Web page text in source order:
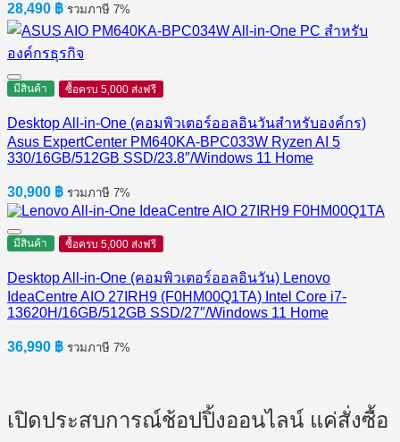
28,490 ฿ รวมภาษี 7%
มีสินค้า ซื้อครบ 5,000 ส่งฟรี
Desktop All-in-One (คอมพิวเตอร์ออลอินวันสำหรับองค์กร)
Asus ExpertCenter PM640KA-BPC033W Ryzen AI 5
330/16GB/512GB SSD/23.8″/Windows 11 Home
30,900 ฿ รวมภาษี 7%
มีสินค้า ซื้อครบ 5,000 ส่งฟรี
Desktop All-in-One (คอมพิวเตอร์ออลอินวัน) Lenovo
IdeaCentre AIO 27IRH9 (F0HM00Q1TA) Intel Core i7-
13620H/16GB/512GB SSD/27″/Windows 11 Home
36,990 ฿ รวมภาษี 7%
เปิดประสบการณ์ช้อปปิ้งออนไลน์ แค่สั่งซื้อ